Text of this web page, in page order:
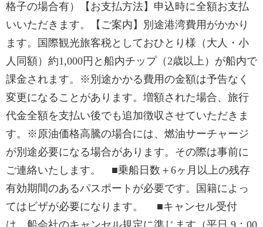
格子の場合有）【お支払方法】申込時に全額お支払
いいただきます。【ご案内】別途港湾費用がかかり
ます。国際観光旅客税としておひとり様（大人・小
人同額）約1,000円と船内チップ（2歳以上）が船内で
課金されます。※別途かかる費用の金額は予告なく
変更になることがあります。増額された場合、旅行
代金全額を支払い後でも追加徴収させていただきま
す。※原油価格高騰の場合には、燃油サーチャージ
が別途必要になる場合があります。その際は事前に
ご連絡いたします。 ■乗船日数＋6ヶ月以上の残存
有効期間のあるパスポートが必要です。国籍によっ
てはビザが必要になります。 ■キャンセル受付
は、船会社のキャンセル規定に準じます（平日 9：00